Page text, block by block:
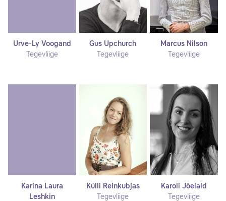
Urve-Ly Voogand
Tegevliige
Gus Upchurch
Tegevliige
Marcus Nilson
Tegevliige
Karina Laura
Leshkin
Külli Reinkubjas
Tegevliige
Karoli Jõelaid
Tegevliige